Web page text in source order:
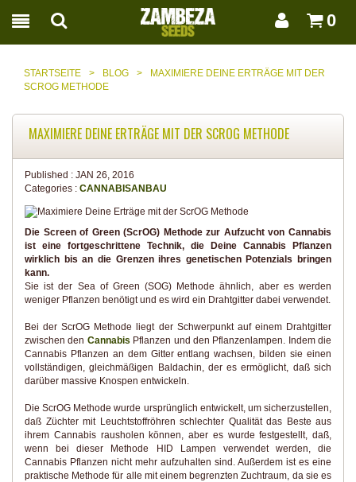
0
STARTSEITE > BLOG >
MAXIMIERE DEINE ERTRÄGE MIT DER
SCROG METHODE
MAXIMIERE DEINE ERTRÄGE MIT DER SCROG METHODE
Published : JAN 26, 2016
Categories : CANNABISANBAU
Die Screen of Green (ScrOG) Methode zur Aufzucht von Cannabis
ist eine fortgeschrittene Technik, die Deine Cannabis Pflanzen
wirklich bis an die Grenzen ihres genetischen Potenzials bringen
kann.
Sie ist der Sea of Green (SOG) Methode ähnlich, aber es werden
weniger Pflanzen benötigt und es wird ein Drahtgitter dabei verwendet.
Bei der ScrOG Methode liegt der Schwerpunkt auf einem Drahtgitter
zwischen den Cannabis Pflanzen und den Pflanzenlampen. Indem die
Cannabis Pflanzen an dem Gitter entlang wachsen, bilden sie einen
vollständigen, gleichmäßigen Baldachin, der es ermöglicht, daß sich
darüber massive Knospen entwickeln.
Die ScrOG Methode wurde ursprünglich entwickelt, um sicherzustellen,
daß Züchter mit Leuchtstoffröhren schlechter Qualität das Beste aus
ihrem Cannabis rausholen können, aber es wurde festgestellt, daß,
wenn bei dieser Methode HID Lampen verwendet werden, die
Cannabis Pflanzen nicht mehr aufzuhalten sind. Außerdem ist es eine
praktische Methode für alle mit einem begrenzten Zuchtraum, da sie es